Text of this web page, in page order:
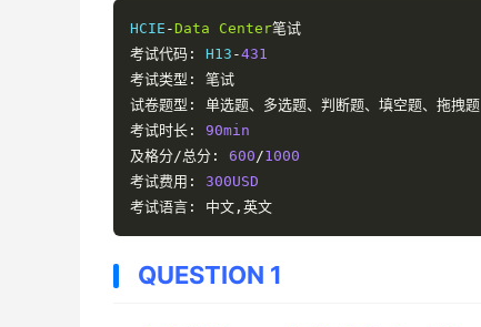
HCIE -Data Center笔试
考试代码:
H13 -431
考试类型:
笔试
试卷题型:
单选题、多选题、判断题、填空题、拖拽题
考试时长:
90min
及格分/总分:
600/1000
考试费用:
300USD
考试语言:
中文,英文
QUESTION 1